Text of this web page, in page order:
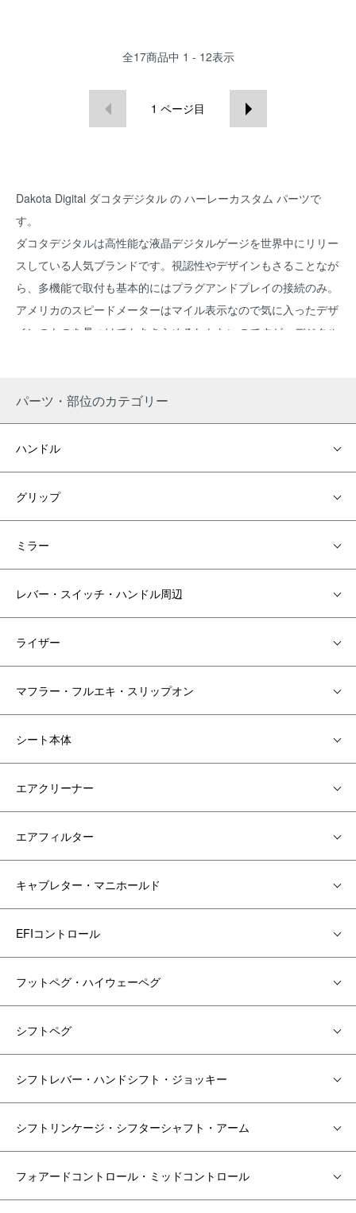
全17商品中 1 - 12表示
1 ページ目
Dakota Digital ダコタデジタル の ハーレーカスタム パーツで
す。
ダコタデジタルは高性能な液晶デジタルゲージを世界中にリリー
スしている人気ブランドです。視認性やデザインもさることなが
ら、多機能で取付も基本的にはプラグアンドプレイの接続のみ。
アメリカのスピードメーターはマイル表示なので気に入ったデザ
インのものを見つけてもあきらめるしかないのですが、デジタル
ど支持の高いブランドです。
各パーツの部位などからお探しください。
パーツ・部位のカテゴリー
ハンドル
グリップ
ミラー
レバー・スイッチ・ハンドル周辺
ライザー
マフラー・フルエキ・スリップオン
シート本体
エアクリーナー
エアフィルター
キャブレター・マニホールド
EFIコントロール
フットペグ・ハイウェーペグ
シフトペグ
シフトレバー・ハンドシフト・ジョッキー
シフトリンケージ・シフターシャフト・アーム
フォアードコントロール・ミッドコントロール